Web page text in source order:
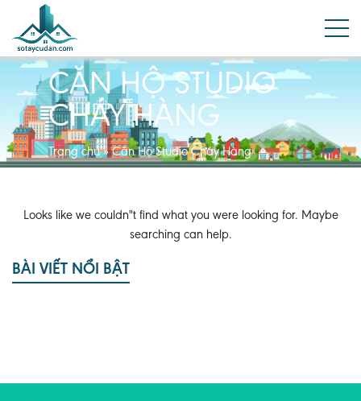
CĂN HỘ STUDIO
CHÁY HÀNG
Trang chủ»Căn Hộ Studio Cháy Hàng
Looks like we couldn"t find what you were looking for. Maybe
searching can help.
BÀI VIẾT NỔI BẬT